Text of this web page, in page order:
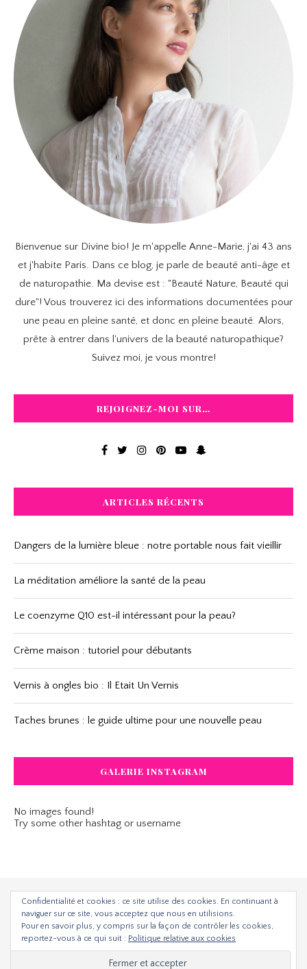
Bienvenue sur Divine bio! Je m'appelle Anne-Marie, j'ai 43 ans
et j'habite Paris. Dans ce blog, je parle de beauté anti-âge et
de naturopathie. Ma devise est : "Beauté Nature, Beauté qui
dure"! Vous trouverez ici des informations documentées pour
une peau en pleine santé, et donc en pleine beauté. Alors,
prête à entrer dans l'univers de la beauté naturopathique?
Suivez moi, je vous montre!
REJOIGNEZ-MOI SUR…
ARTICLES RÉCENTS
Dangers de la lumière bleue : notre portable nous fait vieillir
La méditation améliore la santé de la peau
Le coenzyme Q10 est-il intéressant pour la peau?
Crème maison : tutoriel pour débutants
Vernis à ongles bio : Il Etait Un Vernis
Taches brunes : le guide ultime pour une nouvelle peau
GALERIE INSTAGRAM
No images found!
Try some other hashtag or username
Divine bio - tous droits réservés
Confidentialité et cookies : ce site utilise des cookies. En continuant à
naviguer sur ce site, vous acceptez que nous en utilisions.
Pour en savoir plus, y compris sur la façon de contrôler les cookies,
reportez-vous à ce qui suit : Politique relative aux cookies